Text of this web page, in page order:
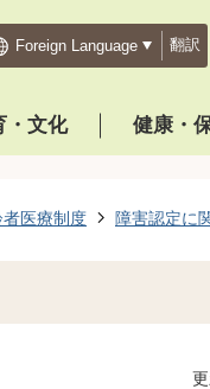
翻訳
・文化 健康・
医療制度 障害認定に